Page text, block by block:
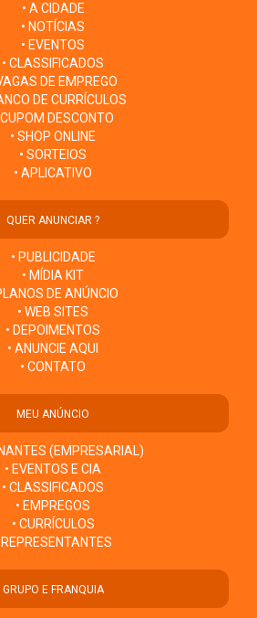
• A CIDADE
• NOTÍCIAS
• EVENTOS
• CLASSIFICADOS
DE EMPREGO
DE CURRÍCULOS
CUPOM DESCONTO
• SHOP ONLINE
• SORTEIOS
• APLICATIVO
QUER ANUNCIAR ?
• PUBLICIDADE
• MÍDIA KIT
DE ANÚNCIO
• WEB SITES
• DEPOIMENTOS
• ANUNCIE AQUI
• CONTATO
MEU ANÚNCIO
(EMPRESARIAL)
• EVENTOS E CIA
• CLASSIFICADOS
• EMPREGOS
• CURRÍCULOS
REPRESENTANTES
GRUPO E FRANQUIA